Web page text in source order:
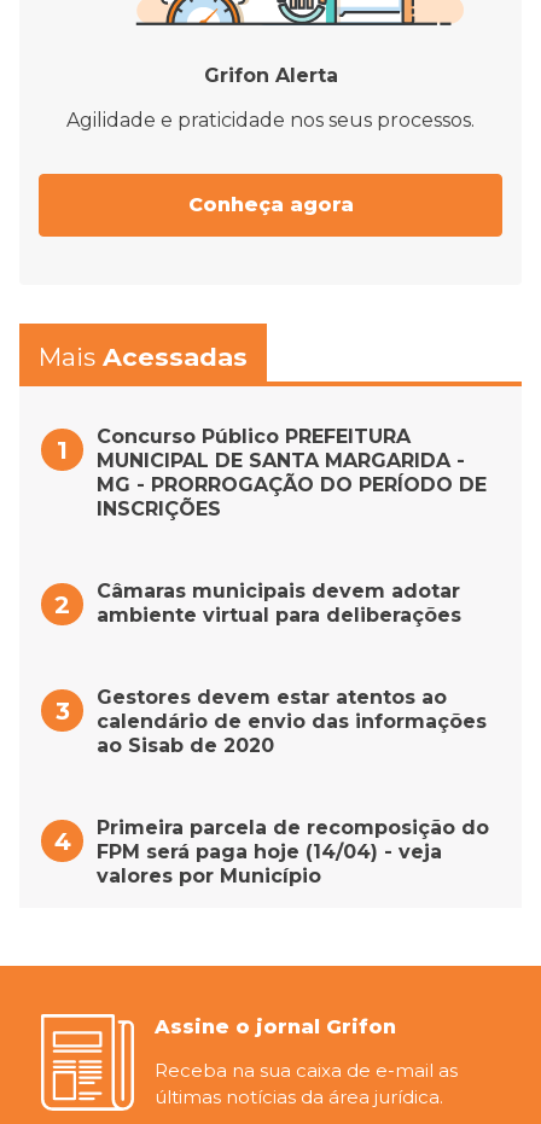
Grifon Alerta
Agilidade e praticidade nos seus processos.
Conheça agora
Mais Acessadas
Concurso Público PREFEITURA
MUNICIPAL DE SANTA MARGARIDA -
MG - PRORROGAÇÃO DO PERÍODO DE
INSCRIÇÕES
Câmaras municipais devem adotar
ambiente virtual para deliberações
Gestores devem estar atentos ao
calendário de envio das informações
ao Sisab de 2020
Primeira parcela de recomposição do
FPM será paga hoje (14/04) - veja
valores por Município
Assine o jornal Grifon
Receba na sua caixa de e-mail as
últimas notícias da área jurídica.